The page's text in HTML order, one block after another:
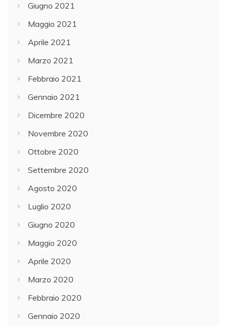
Giugno 2021
Maggio 2021
Aprile 2021
Marzo 2021
Febbraio 2021
Gennaio 2021
Dicembre 2020
Novembre 2020
Ottobre 2020
Settembre 2020
Agosto 2020
Luglio 2020
Giugno 2020
Maggio 2020
Aprile 2020
Marzo 2020
Febbraio 2020
Gennaio 2020